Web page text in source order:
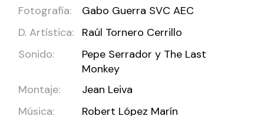
Fotografía:
Gabo Guerra SVC AEC
D. Artística:
Raúl Tornero Cerrillo
Sonido:
Pepe Serrador y The Last
Monkey
Montaje:
Jean Leiva
Música:
Robert López Marín